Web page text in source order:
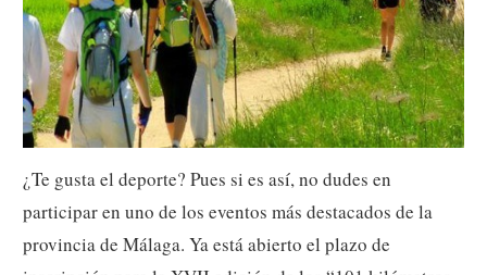
¿Te gusta el deporte? Pues si es así, no dudes en
participar en uno de los eventos más destacados de la
provincia de Málaga. Ya está abierto el plazo de